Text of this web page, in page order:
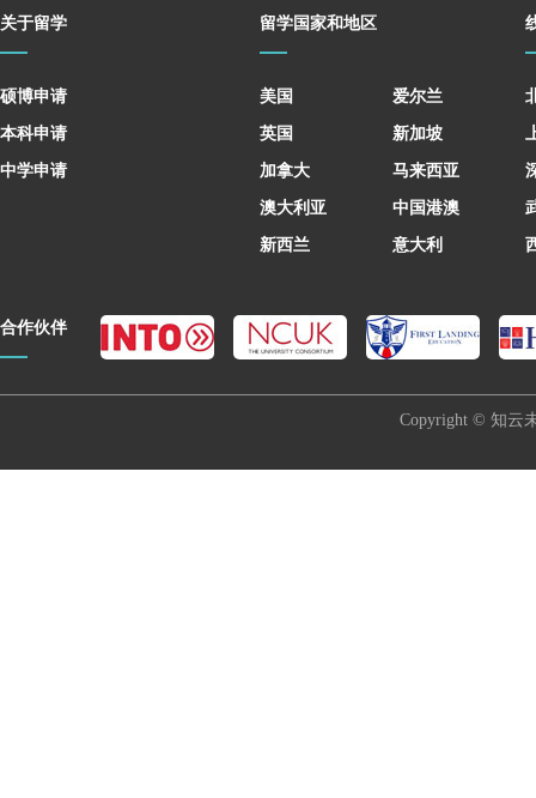
关于留学
硕博申请
本科申请
中学申请
留学国家和地区
美国
英国
加拿大
澳大利亚
新西兰
爱尔兰
新加坡
马来西亚
中国港澳
意大利
合作伙伴
Copyright © 知云